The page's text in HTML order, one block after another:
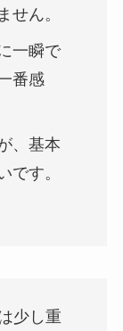
せん。
一瞬で
番感
、基本
です。
少し重